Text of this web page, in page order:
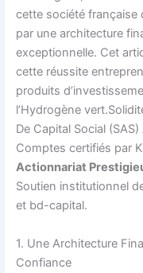
cette société française
par une architecture
exceptionnelle. Cet
cette réussite
produits
l’Hydrogène
De Capital Social (SAS)
Comptes certifiés par
Actionnariat
Soutien institutionnel
et bd-capital.
1. Une Architecture
Confiance